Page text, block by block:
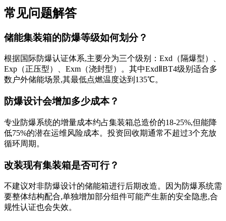
常见问题解答
储能集装箱的防爆等级如何划分？
根据国际防爆认证体系,主要分为三个级别：Exd（隔爆型）、
Exp（正压型）、Exm（浇封型）。其中ExdⅡBT4级别适合多
数户外储能场景,其最低点燃温度达到135℃。
防爆设计会增加多少成本？
专业防爆系统的增量成本约占集装箱总造价的18-25%,但能降
低75%的潜在运维风险成本。投资回收期通常不超过3个充放
循环周期。
改装现有集装箱是否可行？
不建议对非防爆设计的储能箱进行后期改造。因为防爆系统需
要整体结构配合,单独增加部分组件可能产生新的安全隐患,合
规性认证也会失效。